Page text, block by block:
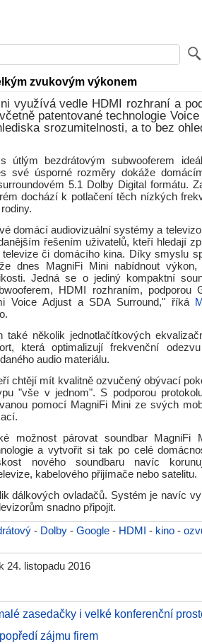
zvukovým výkonem
využívá vedle HDMI rozhraní a
patentované technologie
srozumitelnosti, a to bez
útlým bezdrátovým subwooferem
své úsporné rozměry dokáže
5.1 Dolby Digital formátu.
dochází k potlačení těch nízkých
domácí audiovizuální systémy a
řešením uživatelů, kteří hledají
či domácího kina. Díky smyslu
dnes MagniFi Mini nabídnout
Jedná se o jediný kompaktní
HDMI rozhraním, podporou
Voice Adjust a SDA Surround," říká
také několik jednotlačítkových
která optimalizují frekvenční
audio materiálu.
chtějí mít kvalitně ozvučený obývací
"vše v jednom". S podporou
pomocí MagniFi Mini ze svých
možnost párovat soundbar MagniFi
a vytvořit si tak po celé
nového soundbaru navíc
kabelového přijímače nebo satelitu.
dálkových ovladačů. Systém je navíc
snadno připojit.
- Dolby - Google - HDMI - kino -
24. listopadu 2016
zasedačky i velké konferenční
zájmu firem